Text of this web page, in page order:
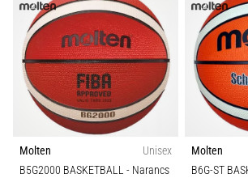
Molten
Unisex
B5G2000 BASKETBALL - Narancs
Molten
B6G-ST